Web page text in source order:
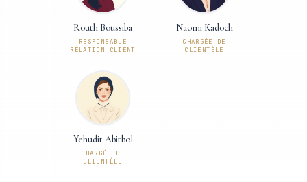
Routh Boussiba
RESPONSABLE
RELATION CLIENT
Naomi Kadoch
CHARGÉE DE
CLIENTÈLE
Yehudit Abitbol
CHARGÉE DE
CLIENTÈLE